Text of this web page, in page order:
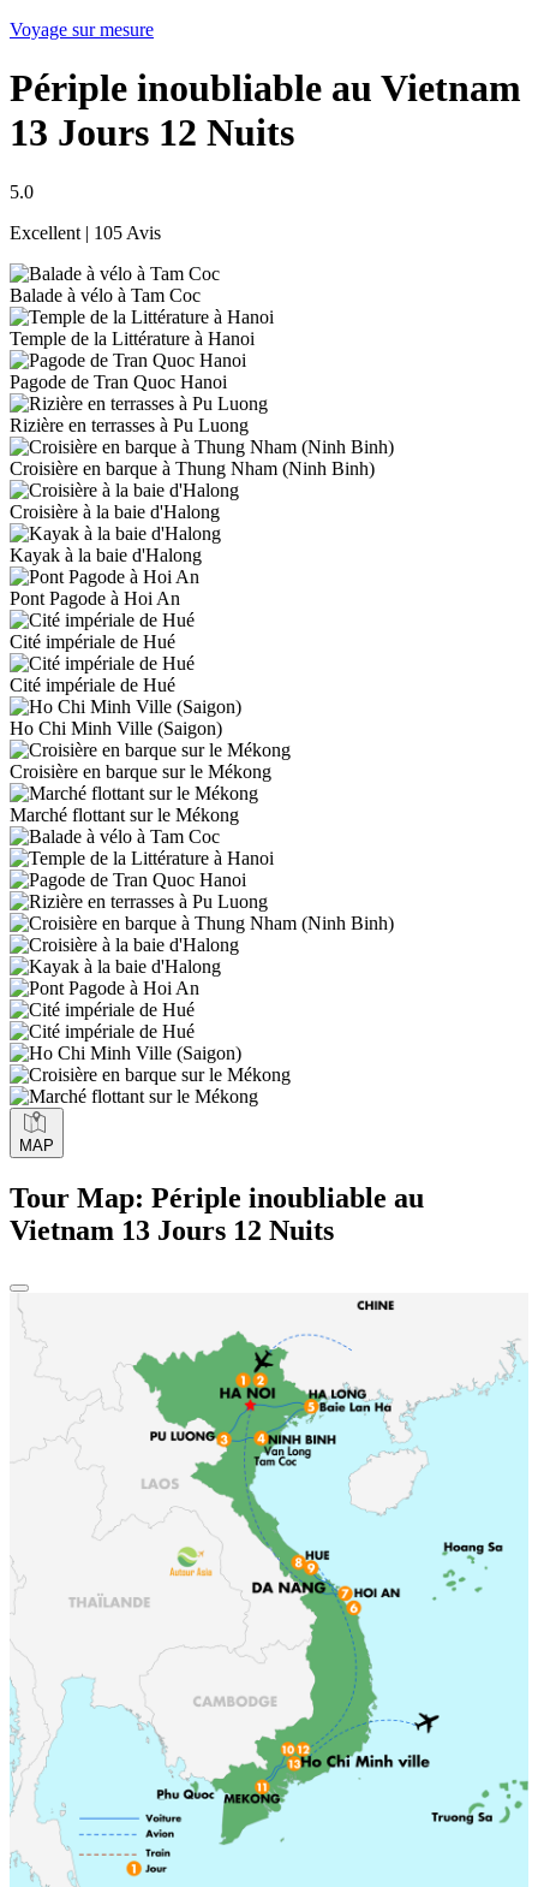
Voyage sur mesure
Périple inoubliable au Vietnam
13 Jours 12 Nuits
5.0
Excellent | 105 Avis
Balade à vélo à Tam Coc
Temple de la Littérature à Hanoi
Pagode de Tran Quoc Hanoi
Rizière en terrasses à Pu Luong
Croisière en barque à Thung Nham (Ninh Binh)
Croisière à la baie d'Halong
Kayak à la baie d'Halong
Pont Pagode à Hoi An
Cité impériale de Hué
Cité impériale de Hué
Ho Chi Minh Ville (Saigon)
Croisière en barque sur le Mékong
Marché flottant sur le Mékong
MAP
Tour Map: Périple inoubliable au
Vietnam 13 Jours 12 Nuits